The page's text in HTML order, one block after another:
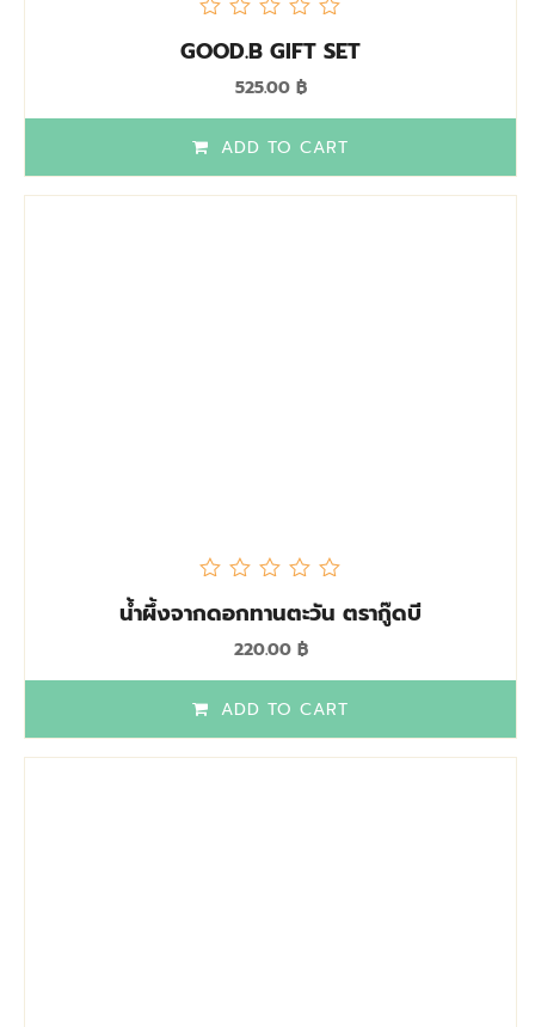
of
GOOD.B​ GIFT SET
525.00 ฿
ADD TO CART
of
น้ำผึ้งจากดอกทานตะวัน ตรากู๊ดบี
220.00 ฿
ADD TO CART